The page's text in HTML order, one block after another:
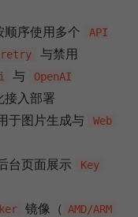
顺序使用多个
API
retry
与禁用
与
OpenAI
接入部署
于图片生成与 Web
台页面展示 Key
镜像（ AMD/ARM